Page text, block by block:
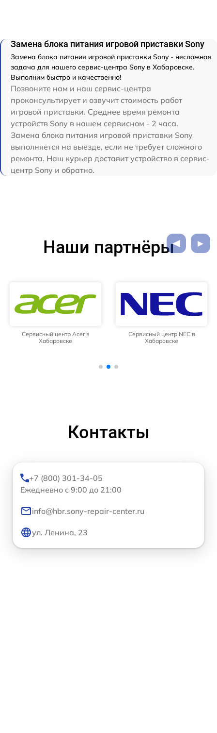
Замена блока питания игровой приставки Sony
Замена блока питания игровой приставки Sony - несложная
задача для нашего сервис-центра Sony в Хабаровске.
Выполним быстро и качественно!
Позвоните нам и наш сервис-центра
проконсультирует и озвучит стоимость работ
игровой приставки. Среднее время ремонта
устройств Sony в нашем сервисном - 2 часа.
Замена блока питания игровой приставки Sony
выполняется на выезде, если не требует сложного
ремонта. Наш курьер доставит устройство в сервис-
центр Sony и обратно.
Наши партнёры
Сервисный центр Acer в
Хабаровске
Сервисный центр NEC в
Хабаровске
Контакты
+7 (800) 301-34-05
Ежедневно с 9:00 до 21:00
info@hbr.sony-repair-center.ru
ул. Ленина, 23